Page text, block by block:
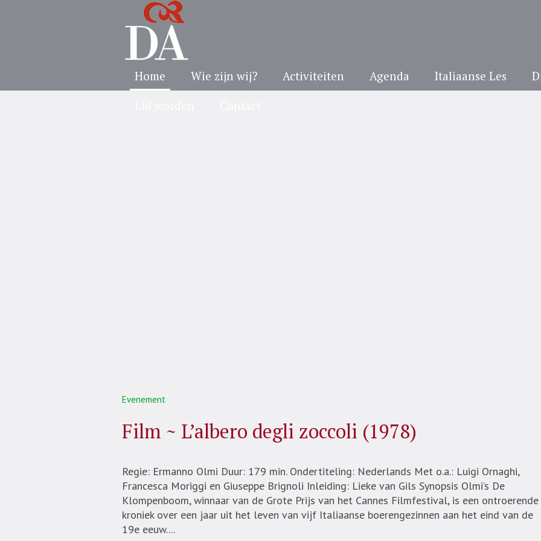
Home Wie zijn wij? Activiteiten Agenda Italiaanse Les
Evenement
Film ~ L’albero degli zoccoli (1978)
Regie: Ermanno Olmi Duur: 179 min. Ondertiteling: Nederlands Met o.a.: Luigi Ornaghi,
Francesca Moriggi en Giuseppe Brignoli Inleiding: Lieke van Gils Synopsis Olmi’s De
Klompenboom, winnaar van de Grote Prijs van het Cannes Filmfestival, is een ontroerende
kroniek over een jaar uit het leven van vijf Italiaanse boerengezinnen aan het eind van de
19e eeuw....